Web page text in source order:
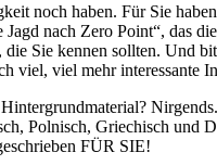
noch haben. Für Sie
nach Zero Point“, das
Sie kennen sollten. Und
viel, viel mehr interessante
Polnisch, Griechisch und
FÜR SIE!